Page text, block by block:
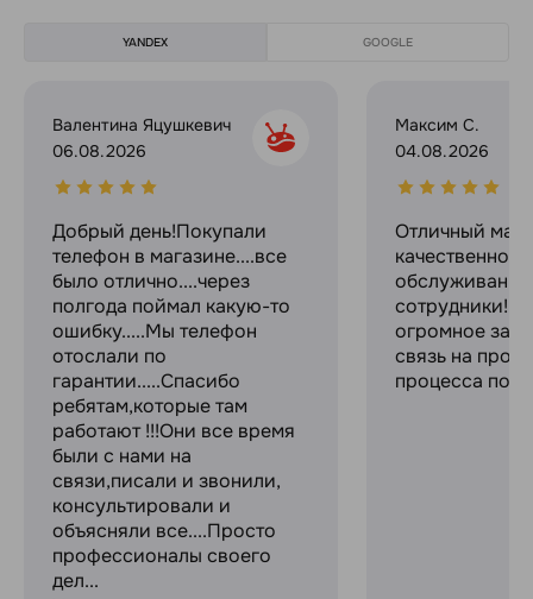
YANDEX GOOGLE
Валентина Яцушкевич
06.08.2026
Добрый день!Покупали
телефон в магазине....все
было отлично....через
полгода поймал какую-то
ошибку.....Мы телефон
отослали по
гарантии.....Спасибо
ребятам,которые там
работают !!!Они все время
были с нами на
связи,писали и звонили,
консультировали и
объясняли все....Просто
профессионалы своего
дел...
Максим С.
04.08.2026
Отличный
качественное
сотрудники!
огромное за
связь на
процесса